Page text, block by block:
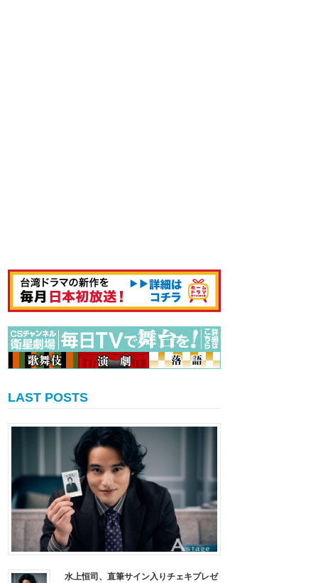
LAST POSTS
水上恒司、直筆サイン入りチェキプレゼ